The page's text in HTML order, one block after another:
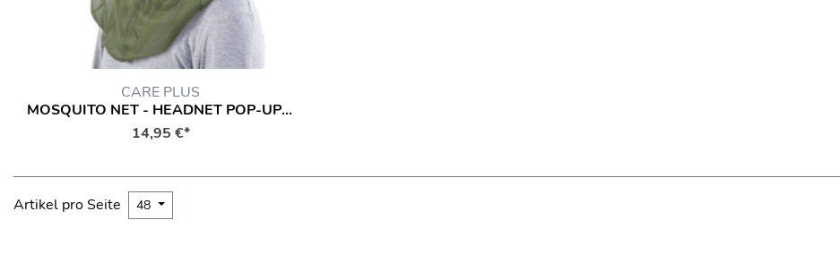
CARE PLUS
MOSQUITO NET - HEADNET POP-UP CAP
14,95 €*
Artikel pro Seite 48